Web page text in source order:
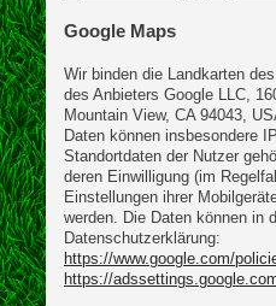
Google Maps
Wir binden die Landkarten
des Anbieters Google LLC,
Mountain View, CA 94043,
Daten können insbesondere
Standortdaten der Nutzer
deren Einwilligung (im
Einstellungen ihrer
werden. Die Daten können in
Datenschutzerklärung:
https://www.google.com/
https://